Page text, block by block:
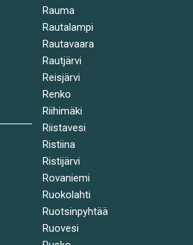
Rauma
Rautalampi
Rautavaara
Rautjärvi
Reisjärvi
Renko
Riihimäki
Riistavesi
Ristiina
Ristijärvi
Rovaniemi
Ruokolahti
Ruotsinpyhtää
Ruovesi